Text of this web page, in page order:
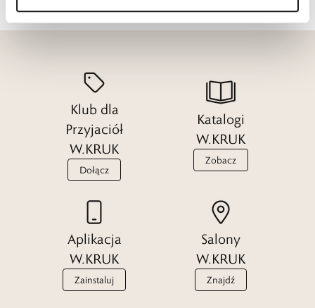
Klub dla
Przyjaciół
W.KRUK
Dołącz
Katalogi
W.KRUK
Zobacz
Aplikacja
W.KRUK
Zainstaluj
Salony
W.KRUK
Znajdź